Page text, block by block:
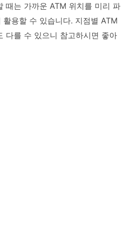
때는 가까운 ATM 위치를 미리 파
활용할 수 있습니다. 지점별 ATM
다를 수 있으니 참고하시면 좋아